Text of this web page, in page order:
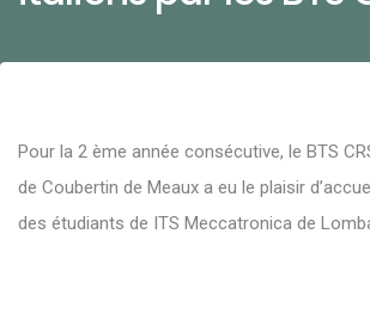
Pour la 2 ème année consécutive, le BTS
de Coubertin de Meaux a eu le plaisir
des étudiants de ITS Meccatronica de